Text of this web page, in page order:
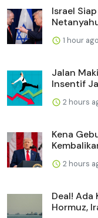
Israel
1 hour ago
Jalan
Insentif
2 hours
Kena
2 hours
Deal! Ada
Hormuz,